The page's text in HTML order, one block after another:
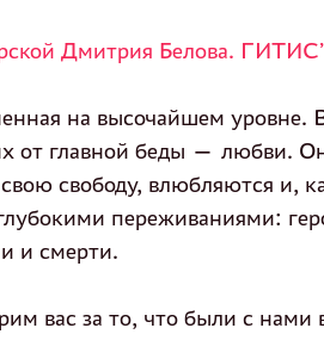
Дмитрия Белова.
на высочайшем
от главной беды — любви.
свободу, влюбляются и,
переживаниями:
и смерти.
за то, что были с нами